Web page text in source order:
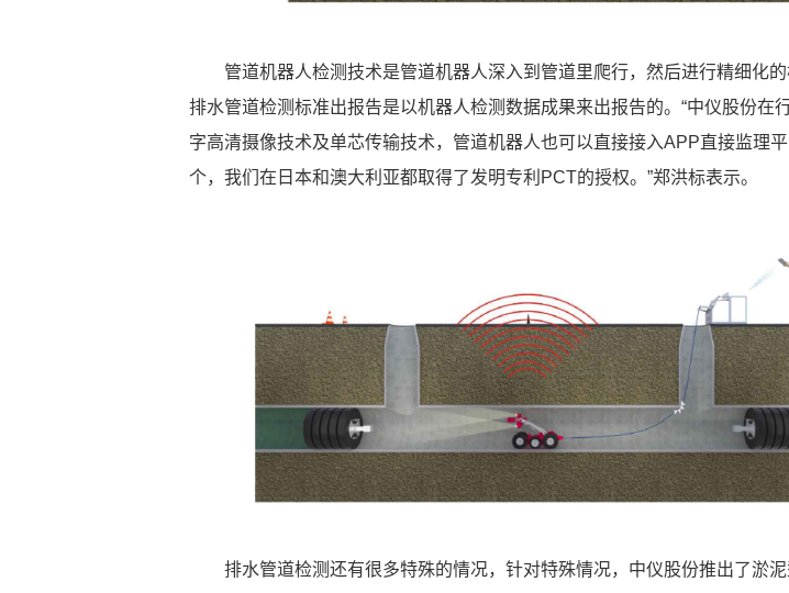
管道机器人检测技术是管道机器人深入到管道里爬行，然后进行精细化
排水管道检测标准出报告是以机器人检测数据成果来出报告的。“中仪股份在
字高清摄像技术及单芯传输技术，管道机器人也可以直接接入APP直接监理
个，我们在日本和澳大利亚都取得了发明专利PCT的授权。”郑洪标表示。
排水管道检测还有很多特殊的情况，针对特殊情况，中仪股份推出了淤